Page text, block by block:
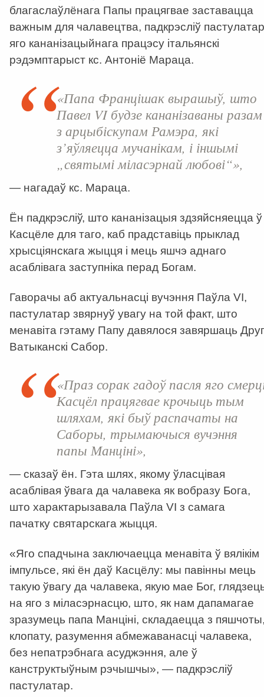
благаслаўлёнага Папы працягвае заставацца
важным для чалавецтва, падкрэсліў пастулатар
яго кананізацыйнага працэсу італьянскі
рэдэмптарыст кс. Антоніё Мараца.
«Папа Францішак вырашыў, што
Павел VI будзе кананізаваны разам
з арцыбіскупам Рамэра, які
з’яўляецца мучанікам, і іншымі
„святымі міласэрнай любові“»,
— нагадаў кс. Мараца.
Ён падкрэсліў, што кананізацыя здзяйсняецца ў
Касцёле для таго, каб прадставіць прыклад
хрысціянскага жыцця і мець яшчэ аднаго
асаблівага заступніка перад Богам.
Гаворачы аб актуальнасці вучэння Паўла VI,
пастулатар звярнуў увагу на той факт, што
менавіта гэтаму Папу давялося завяршаць
Ватыканскі Сабор.
«Праз сорак гадоў пасля яго
Касцёл працягвае крочыць тым
шляхам, які быў распачаты на
Саборы, трымаючыся вучэння
папы Манціні»,
— сказаў ён. Гэта шлях, якому ўласцівая
асаблівая ўвага да чалавека як вобразу Бога,
што характарызавала Паўла VI з самага
пачатку святарскага жыцця.
«Яго спадчына заключаецца менавіта ў вялікім
імпульсе, які ён даў Касцёлу: мы павінны мець
такую ўвагу да чалавека, якую мае Бог,
на яго з міласэрнасцю, што, як нам дапамагае
зразумець папа Манціні, складаецца з
клопату, разумення абмежаванасці чалавека,
без непатрэбнага асуджэння, але ў
канструктыўным рэчышчы», — падкрэсліў
пастулатар.